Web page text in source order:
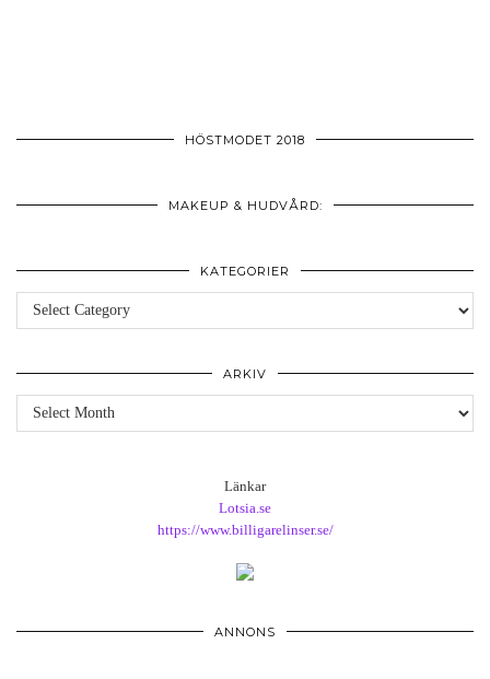
HÖSTMODET 2018
MAKEUP & HUDVÅRD:
KATEGORIER
Kategorier
ARKIV
Arkiv
Länkar
Lotsia.se
https://www.billigarelinser.se/
ANNONS